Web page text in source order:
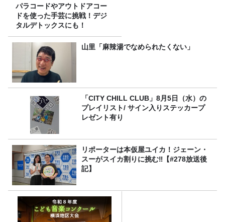
パラコードやアウトドアコー
ドを使った手芸に挑戦！デジ
タルデトックスにも！
山里「麻辣湯でなめられたくない」
「CITY CHILL CLUB」8月5日（水）の
プレイリスト/ サイン入りステッカープ
レゼント有り
リポーターは本仮屋ユイカ！ジェーン・
スーがスイカ割りに挑む‼【#278放送後
記】